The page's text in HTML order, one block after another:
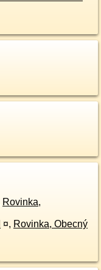
Rovinka,
¤, Rovinka, Obecný